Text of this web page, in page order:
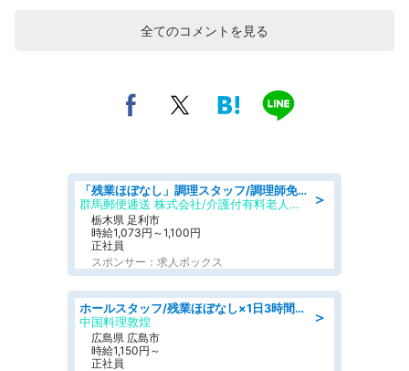
全てのコメントを見る
＞
「残業ほぼなし」調理スタッフ/調理師免許必須/正職員/日勤のみ/介護付き有料老人ホーム/社会保障完備
群馬郵便逓送 株式会社/介護付有料老人ホーム ふる里
栃木県 足利市
時給1,073円～1,100円
正社員
スポンサー：求人ボックス
＞
ホールスタッフ/残業ほぼなし×1日3時間〜勤務OK!フォロー体制も充実/広島県/広島市南区
中国料理敦煌
広島県 広島市
時給1,150円～
正社員